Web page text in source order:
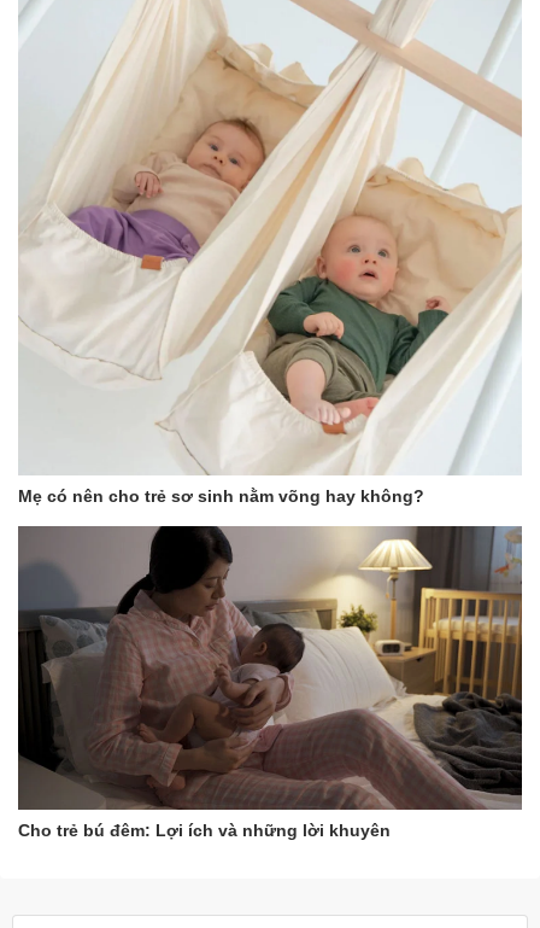
nắng mặt trời, không để ở những nơi có nhiệt độ cao như gần lò
sưởi, lò vi sóng.
Mẹ có nên cho trẻ sơ sinh nằm võng hay không?
Cho trẻ bú đêm: Lợi ích và những lời khuyên